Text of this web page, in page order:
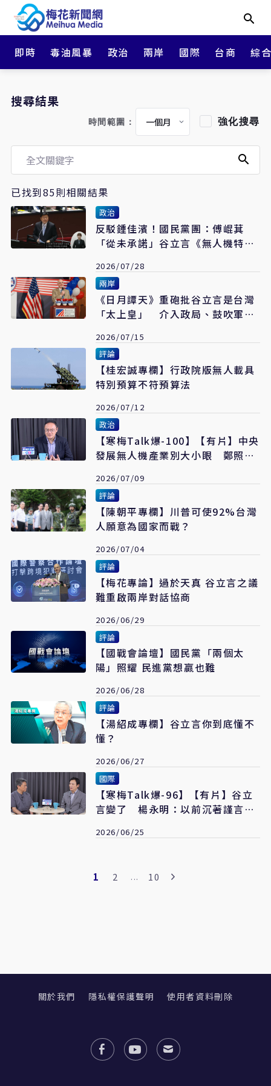
即時 毒油風暴 政治 兩岸 國際 台商 綜
搜尋結果
時間範圍： 強化搜尋
已找到85則相關結果
政治
反駁鍾佳濱！國民黨團：傅崐萁
「從未承諾」谷立言《無人機特別
2026/07/28
兩岸
《日月譚天》重砲批谷立言是台灣
「太上皇」 介入政局、鼓吹軍
2026/07/15
評論
【桂宏誠專欄】行政院版無人載具
特別預算不符預算法
2026/07/12
政治
【寒梅Talk爆-100】【有片】中央
發展無人機產業別大小眼 鄭照
空域
2026/07/09
評論
【陳朝平專欄】川普可使92%台灣
人願意為國家而戰？
2026/07/04
評論
【梅花專論】過於天真 谷立言之議
難重啟兩岸對話協商
2026/06/29
評論
【國戰會論壇】國民黨「兩個太
陽」照耀 民進黨想贏也難
2026/06/28
評論
【湯紹成專欄】谷立言你到底懂不
懂？
2026/06/27
國際
【寒梅Talk爆-96】【有片】谷立
言變了 楊永明：以前沉著謹言
2026/06/25
1 2 ... 10
關於我們 隱私權保護聲明 使用者資料刪除